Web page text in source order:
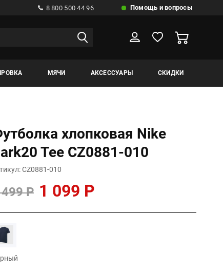
8 800 500 44 96 Помощь и вопросы
МЯЧИ АКСЕССУАРЫ СКИДКИ
хлопковая Nike
Tee CZ0881-010
CZ0881-010
Р 1 099 Р